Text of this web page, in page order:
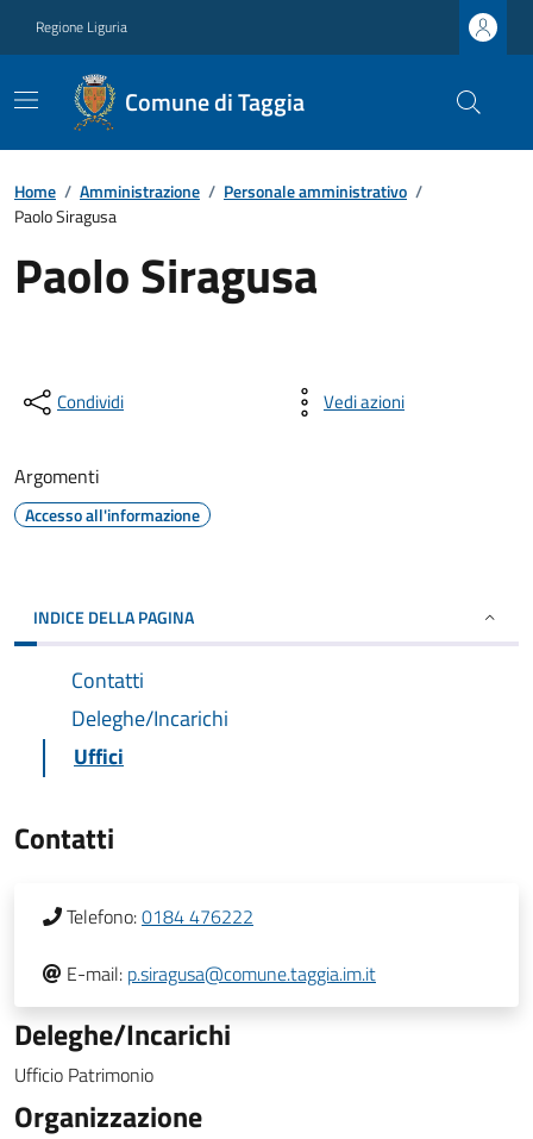
Regione Liguria
Comune di Taggia
Home / Amministrazione / Personale amministrativo /
Paolo Siragusa
Paolo Siragusa
Condividi Vedi azioni
Argomenti
Accesso all'informazione
INDICE DELLA PAGINA
Contatti
Deleghe/Incarichi
Uffici
Contatti
Telefono:0184 476222
E-mail: p.siragusa@comune.taggia.im.it
Deleghe/Incarichi
Ufficio Patrimonio
Organizzazione